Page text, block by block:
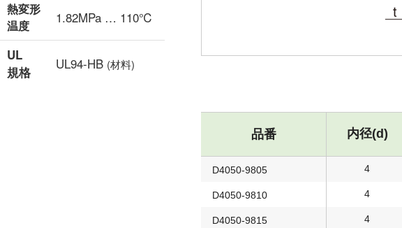
熱変形
温度
1.82MPa … 110℃
UL
規格
UL94-HB (材料)
品番 内径(d)
D4050-9805 4
D4050-9810 4
D4050-9815 4